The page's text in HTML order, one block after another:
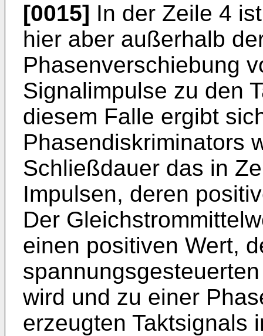
[0015] In der Zeile 4
hier aber außerhalb
Phasenverschiebung
Signalimpulse zu den
diesem Falle ergibt
Phasendiskriminators
Schließdauer das in
Impulsen, deren
Der
einen positiven Wert,
wird und zu einer
erzeugten Taktsignals